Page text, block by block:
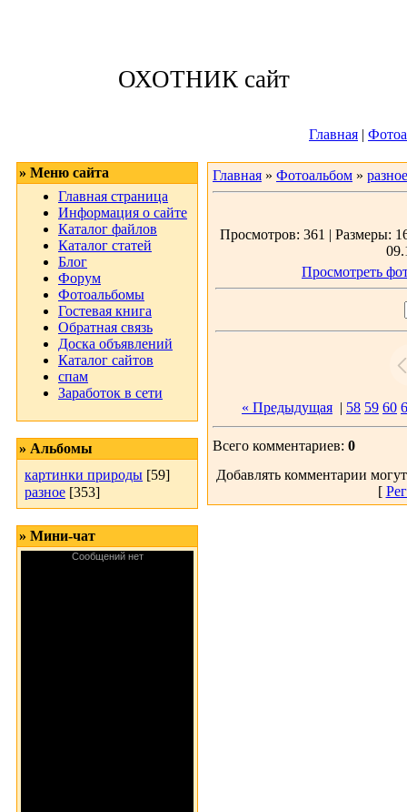
ОХОТНИК сайт
Главная |
» Меню сайта
Главная страница
Информация о сайте
Каталог файлов
Каталог статей
Блог
Форум
Фотоальбомы
Гостевая книга
Обратная связь
Доска объявлений
Каталог сайтов
спам
Заработок в сети
» Альбомы
картинки природы [59]
разное [353]
» Мини-чат
Главная » Фотоальбом » разное
Просмотров: 361 | Размеры:
Просмотреть
« Предыдущая | 58 59 60
Всего комментариев: 0
Добавлять комментарии
[